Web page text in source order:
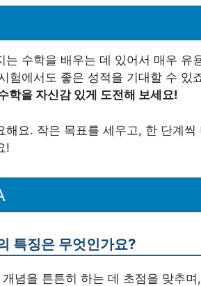
는 수학을 배우는 데 있어서 매우 유
험에서도 좋은 성적을 기대할 수 있
학을 자신감 있게 도전해 보세요!
해요. 작은 목표를 세우고, 한 단계
!
특징은 무엇인가요?
념을 튼튼히 하는 데 초점을 맞추